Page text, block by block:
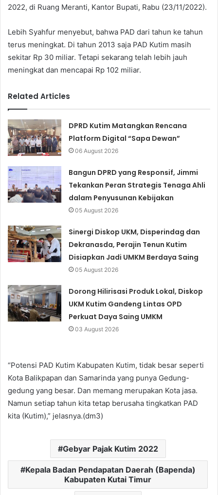
2022, di Ruang Meranti, Kantor Bupati, Rabu (23/11/2022).
Lebih Syahfur menyebut, bahwa PAD dari tahun ke tahun
terus meningkat. Di tahun 2013 saja PAD Kutim masih
sekitar Rp 30 miliar. Tetapi sekarang telah lebih jauh
meningkat dan mencapai Rp 102 miliar.
Related Articles
DPRD Kutim Matangkan Rencana
Platform Digital “Sapa Dewan”
06 August 2026
Bangun DPRD yang Responsif, Jimmi
Tekankan Peran Strategis Tenaga Ahli
dalam Penyusunan Kebijakan
05 August 2026
Sinergi Diskop UKM, Disperindag dan
Dekranasda, Perajin Tenun Kutim
Disiapkan Jadi UMKM Berdaya Saing
05 August 2026
Dorong Hilirisasi Produk Lokal, Diskop
UKM Kutim Gandeng Lintas OPD
Perkuat Daya Saing UMKM
03 August 2026
“Potensi PAD Kutim Kabupaten Kutim, tidak besar seperti
Kota Balikpapan dan Samarinda yang punya Gedung-
gedung yang besar. Dan memang merupakan Kota jasa.
Namun setiap tahun kita tetap berusaha tingkatkan PAD
kita (Kutim),” jelasnya.(dm3)
Gebyar Pajak Kutim 2022
Kepala Badan Pendapatan Daerah (Bapenda)
Kabupaten Kutai Timur